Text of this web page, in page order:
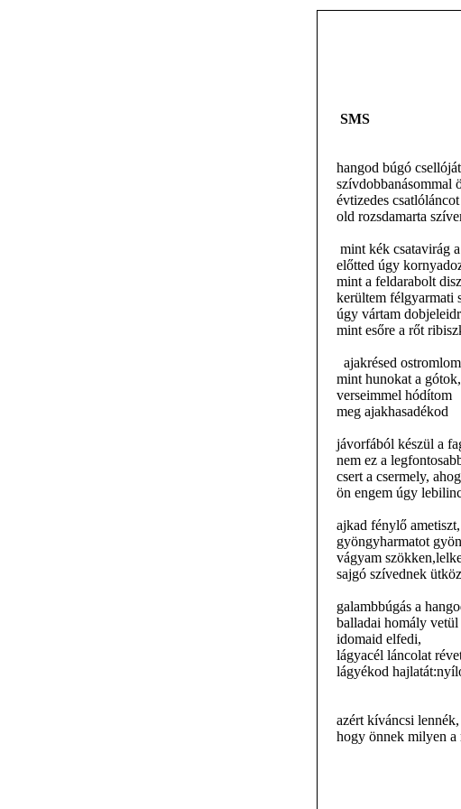
SMS
hangod búgó
szívdobbanásommal
évtizedes csatlóláncot
old rozsdamarta
mint kék csatavirág
előtted úgy
mint a feldarabolt
kerültem félgyarmati
úgy vártam
mint esőre a rőt
ajakrésed
mint hunokat a gótok,
verseimmel hódítom
meg ajakhasadékod
jávorfából készül a
nem ez a
csert a csermely,
ön engem úgy
ajkad fénylő ametiszt,
gyöngyharmatot
vágyam
sajgó szívednek
galambbúgás a
balladai homály vetül
idomaid elfedi,
lágyacél láncolat
lágyékod
azért kíváncsi
hogy önnek milyen a